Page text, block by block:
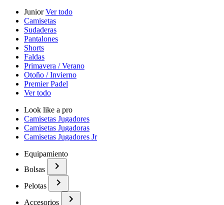
JuniorVer todo
Camisetas
Sudaderas
Pantalones
Shorts
Faldas
Primavera / Verano
Otoño / Invierno
Premier Padel
Ver todo
Look like a pro
Camisetas Jugadores
Camisetas Jugadoras
Camisetas Jugadores Jr
Equipamiento
Bolsas
Pelotas
Accesorios